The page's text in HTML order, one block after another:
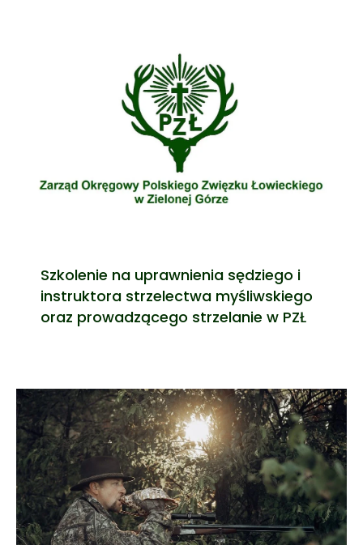
Szkolenie na uprawnienia sędziego i
instruktora strzelectwa myśliwskiego
oraz prowadzącego strzelanie w PZŁ